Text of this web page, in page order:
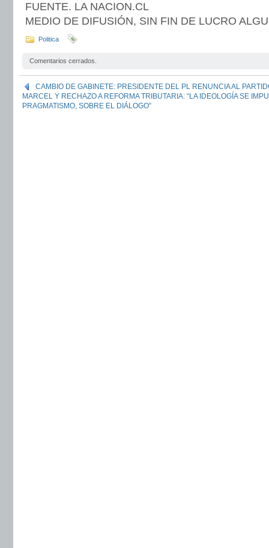
FUENTE. LA NACION.CL
MEDIO DE DIFUSIÓN, SIN FIN DE LUCRO
Politica
Comentarios cerrados.
CAMBIO DE GABINETE: PRESIDENTE DEL PL RENUNCIA AL
MARCEL Y RECHAZO A REFORMA TRIBUTARIA: “LA IDEOLOGÍA SE
PRAGMATISMO, SOBRE EL DIÁLOGO”